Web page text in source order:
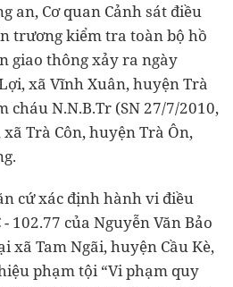
an, Cơ quan Cảnh sát điều
trương kiểm tra toàn bộ hồ
giao thông xảy ra ngày
xã Vĩnh Xuân, huyện Trà
cháu N.N.B.Tr (SN 27/7/2010,
Trà Côn, huyện Trà Ôn,
cứ xác định hành vi điều
102.77 của Nguyễn Văn Bảo
xã Tam Ngãi, huyện Cầu Kè,
phạm tội “Vi phạm quy